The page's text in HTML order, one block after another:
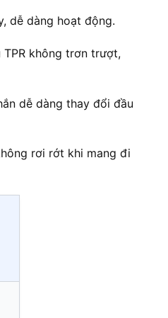
dàng hoạt động.
không trơn trượt,
dễ dàng thay đổi đầu
rơi rớt khi mang đi